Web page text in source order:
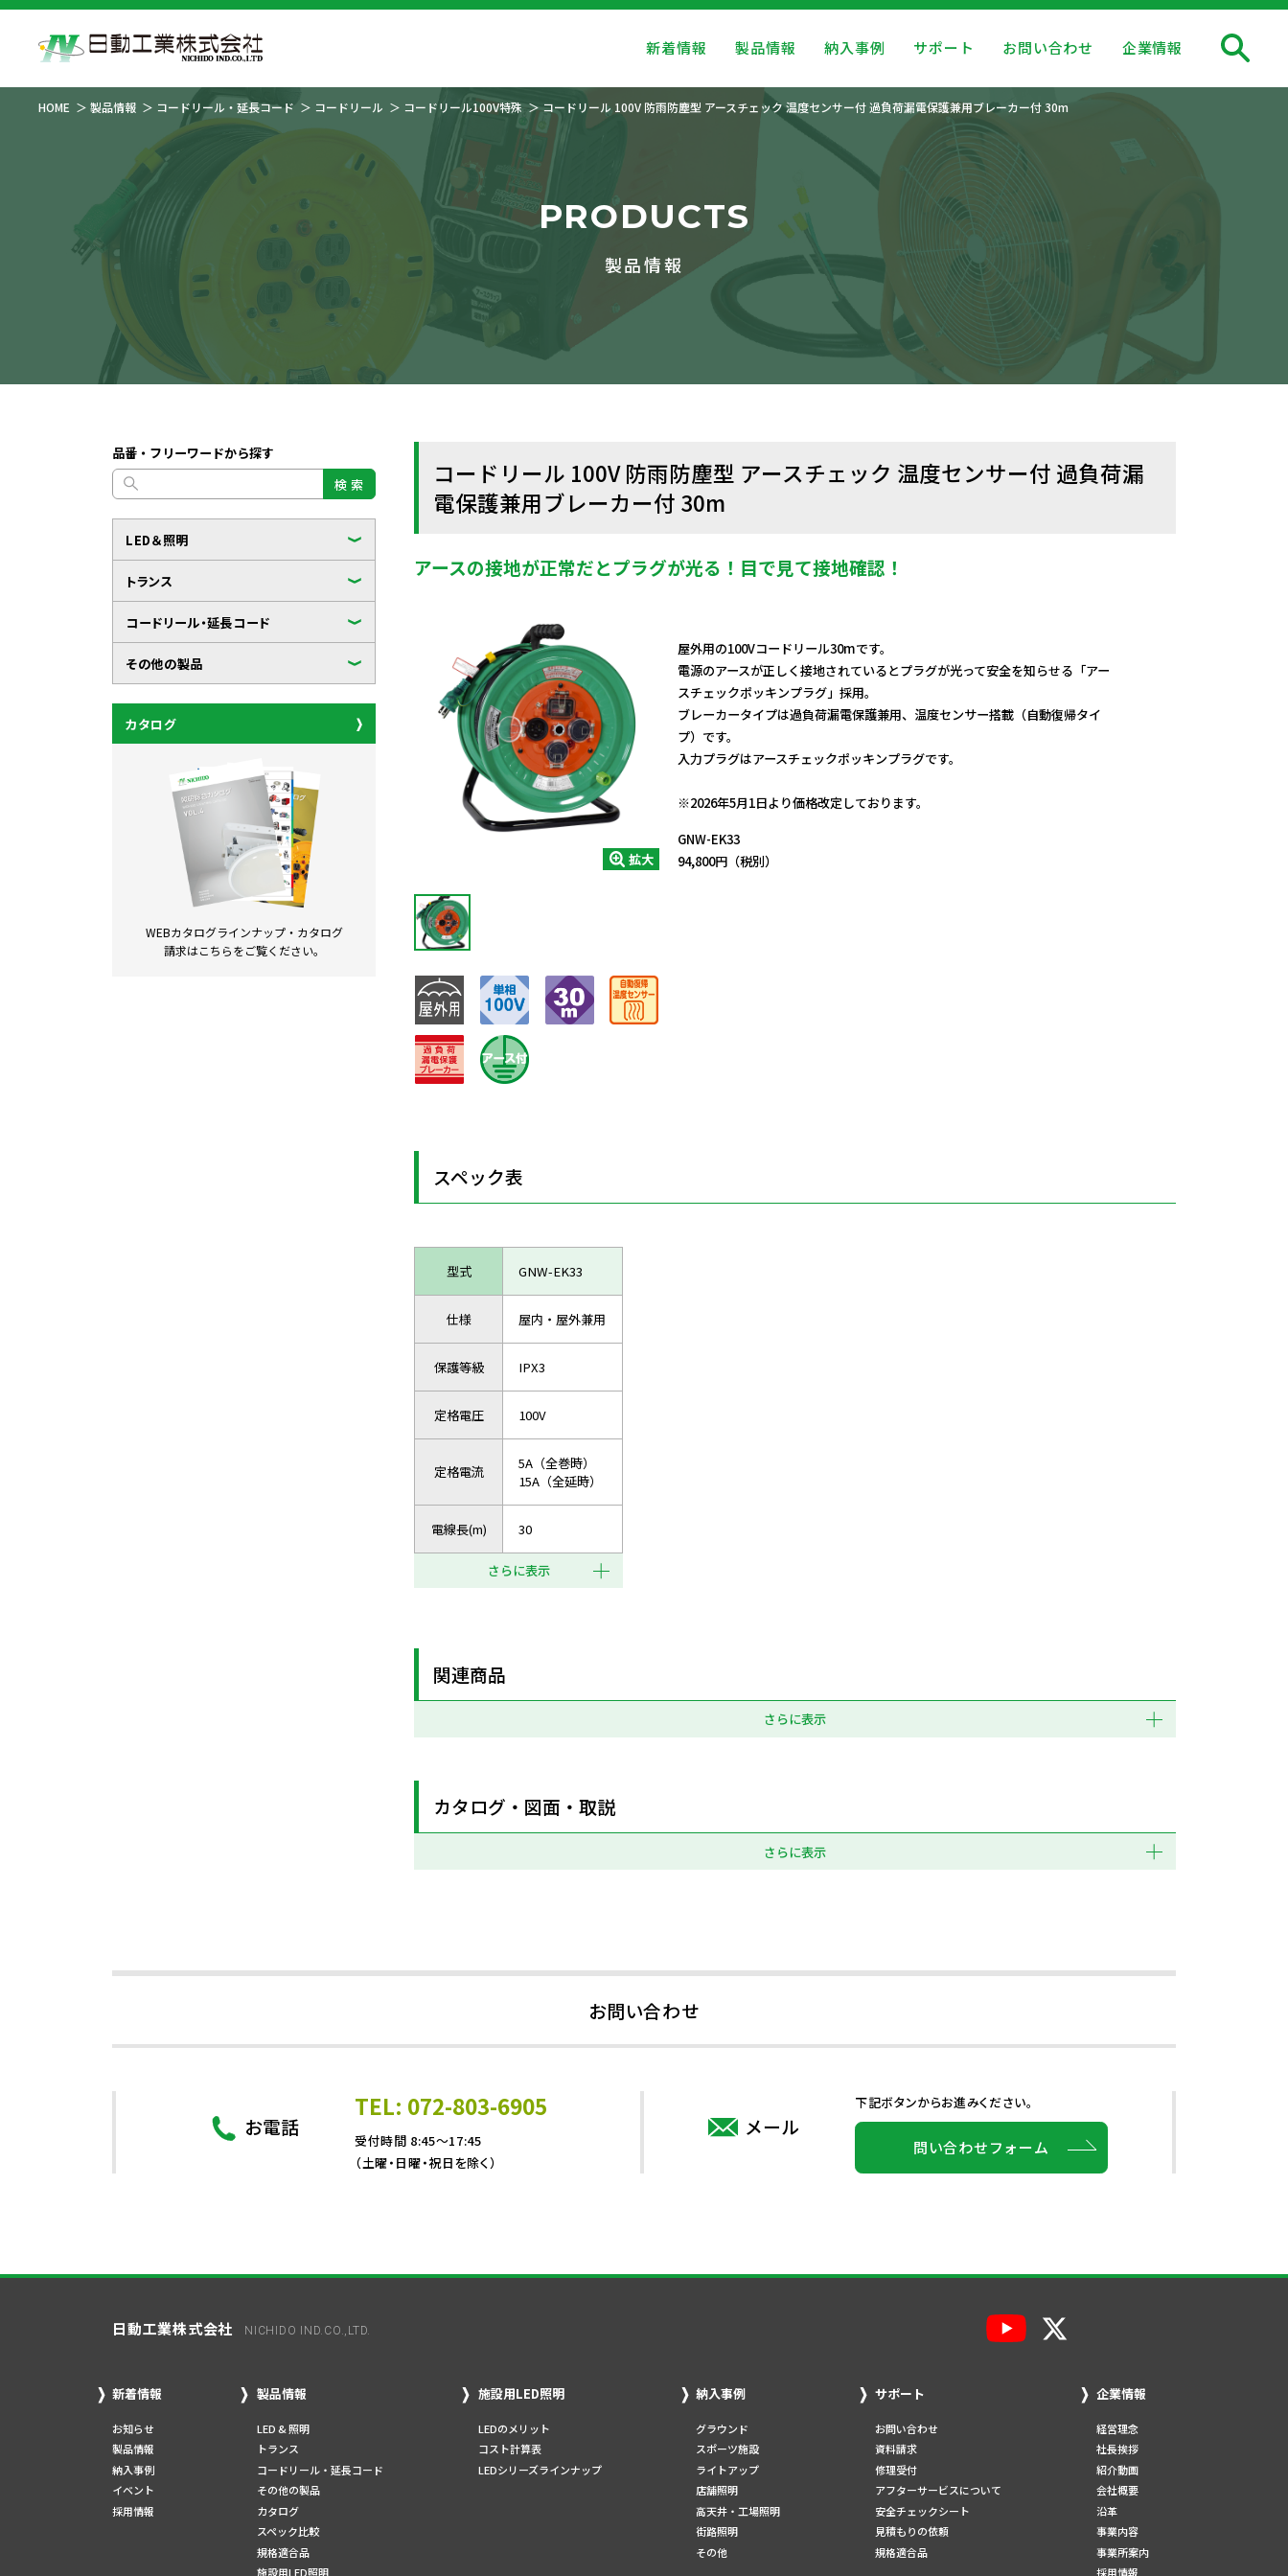
新着情報 製品情報 納入事例 サポート お問い合わせ 企業情報
HOME 製品情報 コードリール・延長コード コードリール コードリール100V特殊 コードリール 100V 防雨防塵型 アースチェック 温度センサー付 過負荷漏電保護兼用ブレーカー付 30m
PRODUCTS
製品情報
品番・フリーワードから探す
検 索
LED＆照明
トランス
コードリール・延長コード
その他の製品
カタログ
WEBカタログラインナップ・ カタログ
請求はこちらをご覧ください。
コードリール 100V 防雨防塵型 アースチェック 温度センサー付 過負荷漏
電保護兼用ブレーカー付 30m
アースの接地が正常だとプラグが光る！目で見て接地確認！
拡大
屋外用の100Vコードリール30mです。
電源のアースが正しく接地されているとプラグが光って安全を知らせる「アー
スチェックポッキンプラグ」採用。
ブレーカータイプは過負荷漏電保護兼用、温度センサー搭載（自動復帰タイ
プ）です。
入力プラグはアースチェックポッキンプラグです。
※2026年5月1日より価格改定しております。
GNW-EK33
94,800円（税別）
スペック表
型式 GNW-EK33
仕様 屋内・屋外兼用
保護等級 IPX3
定格電圧 100V
定格電流
5A（全巻時）
15A（全延時）
電線長(m) 30
さらに表示
関連商品
さらに表示
カタログ・図面・取説
さらに表示
お問い合わせ
お電話
TEL: 072-803-6905
受付時間 8:45～17:45
（土曜・日曜・祝日を除く）
メール
下記ボタンからお進みください。
問い合わせフォーム
日動工業株式会社 NICHIDO IND.CO.,LTD.
新着情報
お知らせ
製品情報
納入事例
イベント
採用情報
製品情報
LED & 照明
トランス
コードリール・延長コード
その他の製品
カタログ
スペック比較
規格適合品
施設用LED照明
施設用LED照明
LEDのメリット
コスト計算表
LEDシリーズラインナップ
納入事例
グラウンド
スポーツ施設
ライトアップ
店舗照明
高天井・工場照明
街路照明
その他
サポート
お問い合わせ
資料請求
修理受付
アフターサービスについて
安全チェックシート
見積もりの依頼
規格適合品
企業情報
経営理念
社長挨拶
紹介動画
会社概要
沿革
事業内容
事業所案内
採用情報